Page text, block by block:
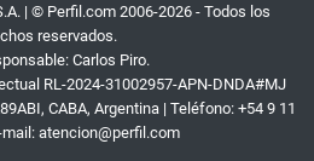
| © Perfil.com 2006-2026 - Todos los
reservados.
Carlos Piro.
RL-2024-31002957-APN-DNDA#MJ
, CABA, Argentina | Teléfono: +54 9 11
mail:atencion@perfil.com